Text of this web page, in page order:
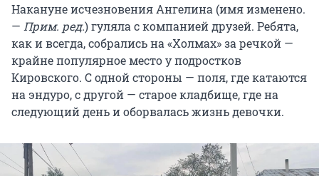
Накануне исчезновения Ангелина (имя изменено.
— Прим. ред.) гуляла с компанией друзей. Ребята,
как и всегда, собрались на «Холмах» за речкой —
крайне популярное место у подростков
Кировского. С одной стороны — поля, где катаются
на эндуро, с другой — старое кладбище, где на
следующий день и оборвалась жизнь девочки.